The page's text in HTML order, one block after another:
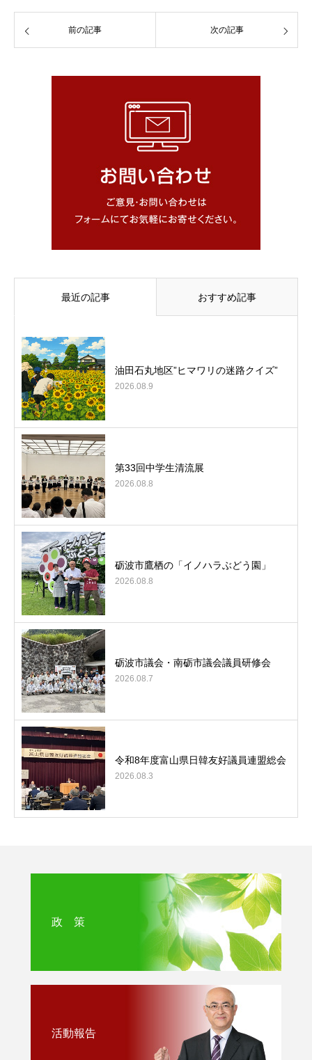
前の記事 次の記事
最近の記事 おすすめ記事
油田石丸地区”ヒマワリの迷路クイズ”
2026.08.9
第33回中学生清流展
2026.08.8
砺波市鷹栖の「イノハラぶどう園」
2026.08.8
砺波市議会・南砺市議会議員研修会
2026.08.7
令和8年度富山県日韓友好議員連盟総会
2026.08.3
政 策
活動報告